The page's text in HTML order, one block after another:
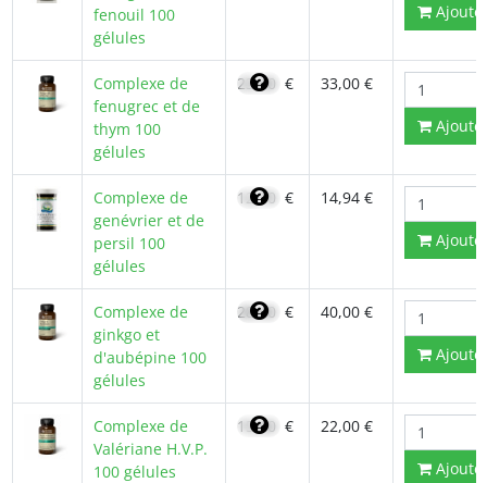
fenouil 100
gélules
Complexe de
fenugrec et de
thym 100
gélules
23,40 € 33,00 €
Complexe de
genévrier et de
persil 100
gélules
12,70 € 14,94 €
Complexe de
ginkgo et
d'aubépine 100
gélules
28,40 € 40,00 €
Complexe de
Valériane H.V.P.
100 gélules
15,60 € 22,00 €